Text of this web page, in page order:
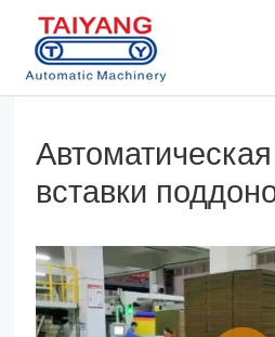
вставки